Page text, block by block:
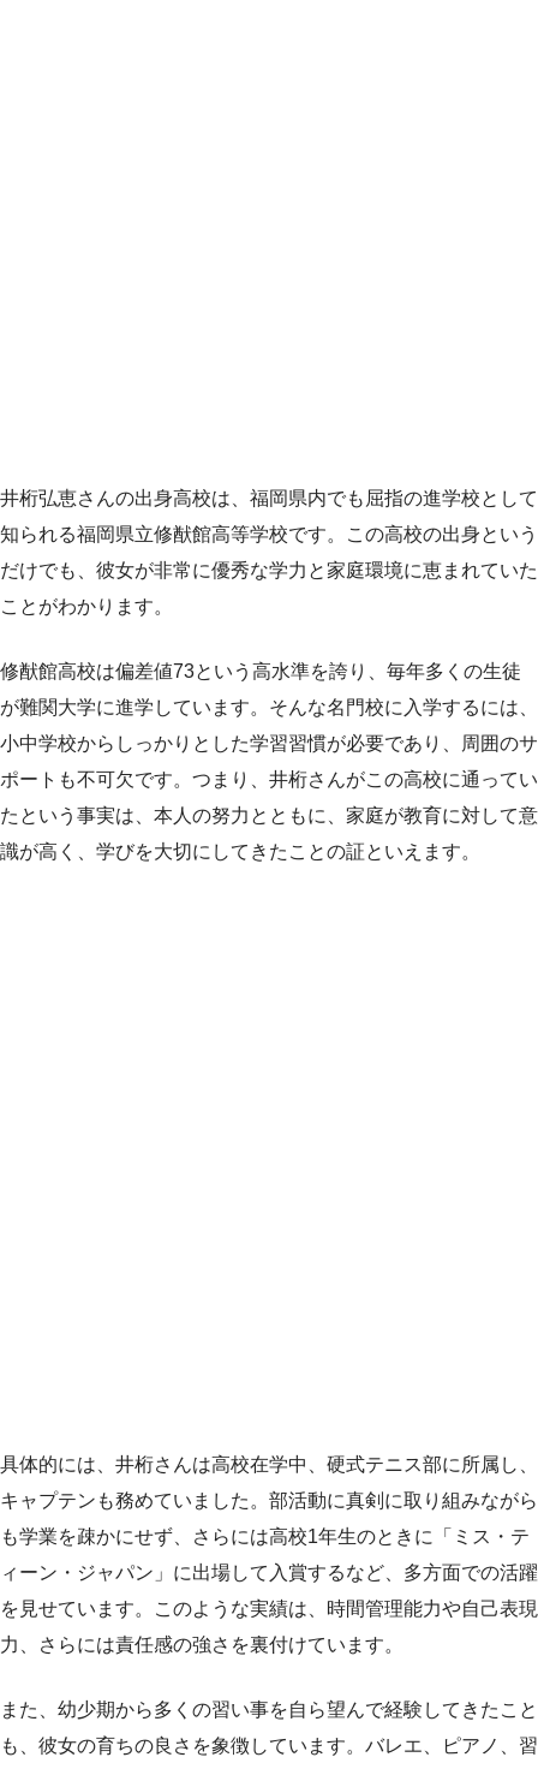
井桁弘恵さんの出身高校は、福岡県内でも屈指の進学校として
知られる福岡県立修猷館高等学校です。この高校の出身という
だけでも、彼女が非常に優秀な学力と家庭環境に恵まれていた
ことがわかります。
修猷館高校は偏差値73という高水準を誇り、毎年多くの生徒
が難関大学に進学しています。そんな名門校に入学するには、
小中学校からしっかりとした学習習慣が必要であり、周囲のサ
ポートも不可欠です。つまり、井桁さんがこの高校に通ってい
たという事実は、本人の努力とともに、家庭が教育に対して意
識が高く、学びを大切にしてきたことの証といえます。
具体的には、井桁さんは高校在学中、硬式テニス部に所属し、
キャプテンも務めていました。部活動に真剣に取り組みながら
も学業を疎かにせず、さらには高校1年生のときに「ミス・テ
ィーン・ジャパン」に出場して入賞するなど、多方面での活躍
を見せています。このような実績は、時間管理能力や自己表現
力、さらには責任感の強さを裏付けています。
また、幼少期から多くの習い事を自ら望んで経験してきたこと
も、彼女の育ちの良さを象徴しています。バレエ、ピアノ、習